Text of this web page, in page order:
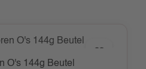
O's 144g Beutel